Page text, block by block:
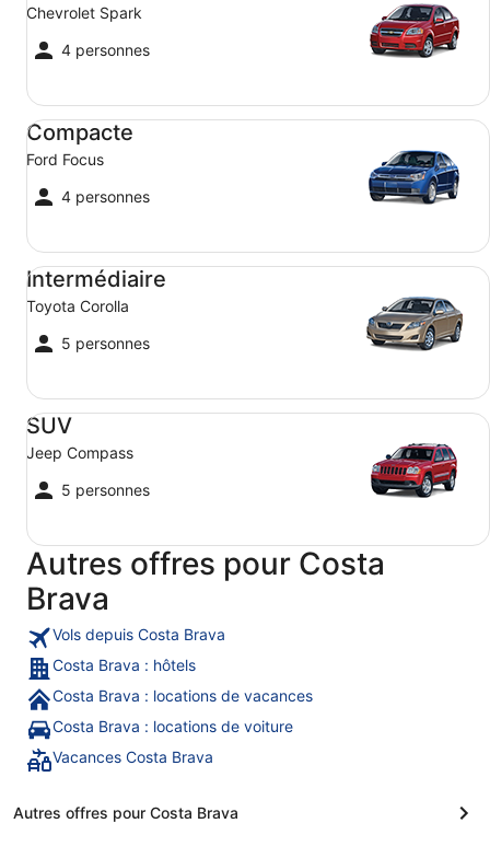
Chevrolet Spark
4 personnes
Compacte
Ford Focus
4 personnes
Compacte Ford Focus
Intermédiaire
Toyota Corolla
5 personnes
Intermédiaire Toyota Corolla
SUV
Jeep Compass
5 personnes
SUV Jeep Compass
Autres offres pour Costa
Brava
Vols depuis Costa Brava
Costa Brava : hôtels
Costa Brava : locations de vacances
Costa Brava : locations de voiture
Vacances Costa Brava
Autres offres pour Costa Brava